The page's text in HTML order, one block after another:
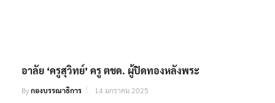
อาลัย ‘ครูสุวิทย์’ ครู ตชด. ผู้ปิดทองหลังพระ
Byกองบรรณาธิการ 14 มกราคม 2025